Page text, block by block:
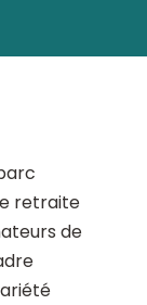
retraite
de